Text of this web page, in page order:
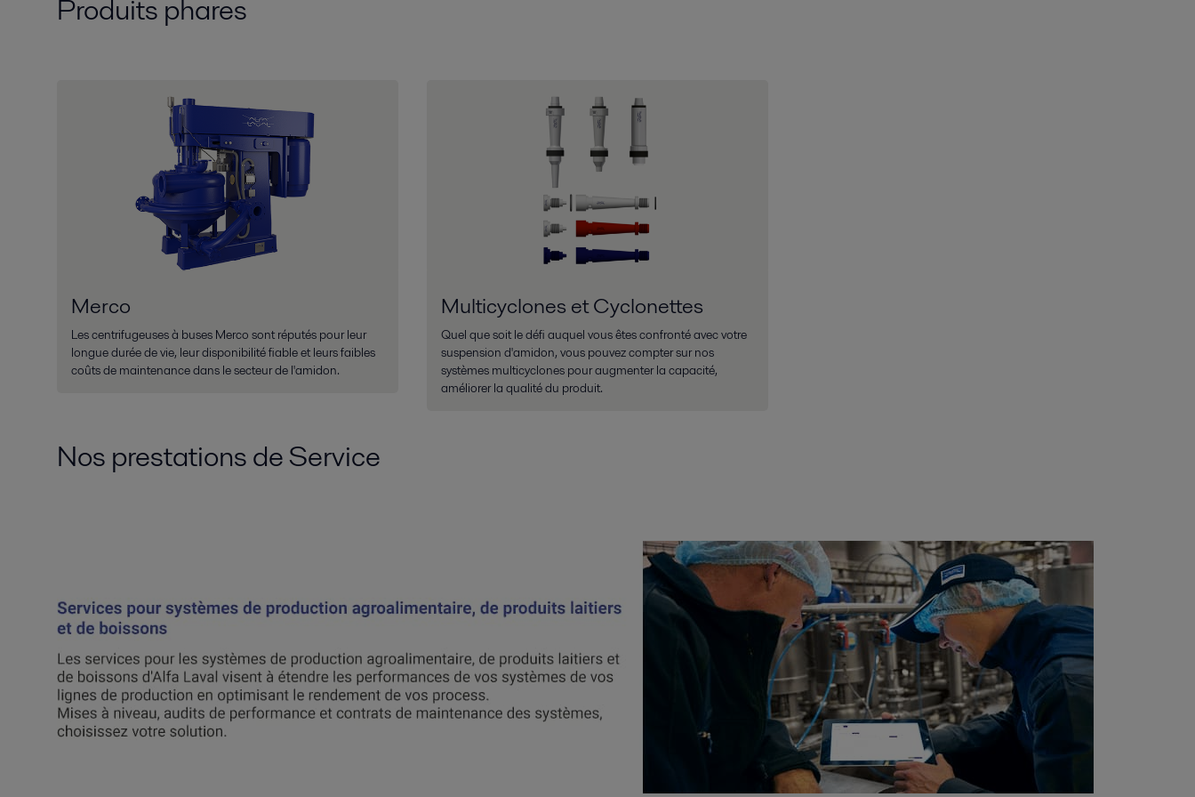
Produits phares
Merco
Les centrifugeuses à buses Merco sont réputés pour leur
longue durée de vie, leur disponibilité fiable et leurs faibles
coûts de maintenance dans le secteur de l'amidon.
Multicyclones et Cyclonettes
Quel que soit le défi auquel vous êtes confronté avec votre
suspension d'amidon, vous pouvez compter sur nos
systèmes multicyclones pour augmenter la capacité,
améliorer la qualité du produit.
Nos prestations de Service